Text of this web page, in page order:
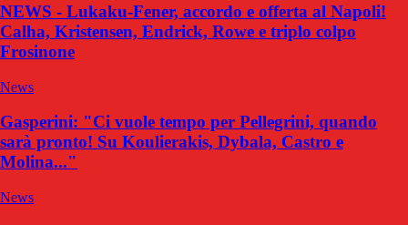
NEWS - Lukaku-Fener, accordo e offerta al Napoli!
Calha, Kristensen, Endrick, Rowe e triplo colpo
Frosinone
News
Gasperini: "Ci vuole tempo per Pellegrini, quando
sarà pronto! Su Koulierakis, Dybala, Castro e
Molina..."
News